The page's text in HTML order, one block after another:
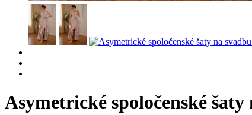
Asymetrické spoločenské šaty